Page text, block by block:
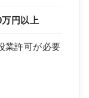
万円以上
業許可が必要